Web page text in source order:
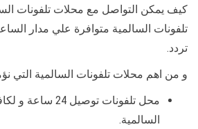
كيف يمكن التواصل مع محلات تلفونات
تلفونات السالمية متوافرة علي مدار
تردد.
و من اهم محلات تلفونات السالمية التي
محل تلفونات
السالمية.